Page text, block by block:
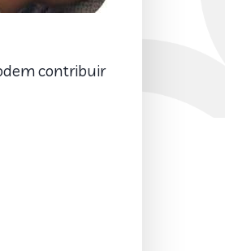
contribuir